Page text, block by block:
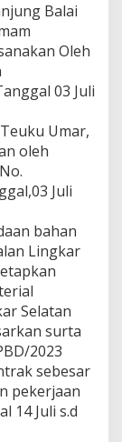
Balai
Oleh
03 Juli
Umar,
oleh
Juli
bahan
Lingkar
Selatan
surta
2023
sebesar
pekerjaan
14 Juli s.d